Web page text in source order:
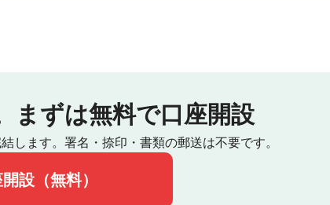
まずは無料で口座開設
します。 署名・捺印・書類の郵送は不要です。
設（無料）